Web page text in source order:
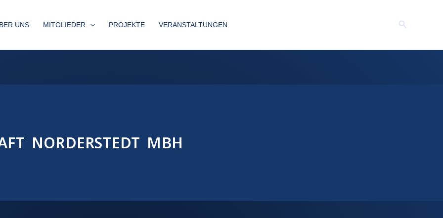
UNS MITGLIEDER PROJEKTE VERANSTALTUNGEN Suchen
NORDERSTEDT MBH